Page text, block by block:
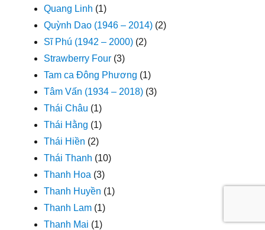
Quang Linh (1)
Quỳnh Dao (1946 – 2014) (2)
Sĩ Phú (1942 – 2000) (2)
Strawberry Four (3)
Tam ca Đông Phương (1)
Tâm Vấn (1934 – 2018) (3)
Thái Châu (1)
Thái Hằng (1)
Thái Hiền (2)
Thái Thanh (10)
Thanh Hoa (3)
Thanh Huyền (1)
Thanh Lam (1)
Thanh Mai (1)